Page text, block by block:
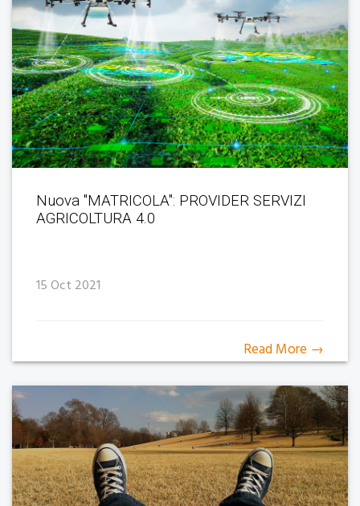
Nuova "MATRICOLA": PROVIDER SERVIZI
AGRICOLTURA 4.0
15 Oct 2021
Read More →